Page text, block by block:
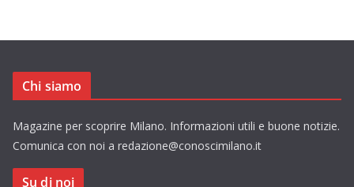
Chi siamo
Magazine per scoprire Milano. Informazioni utili e buone notizie.
Comunica con noi a redazione@conoscimilano.it
Su di noi